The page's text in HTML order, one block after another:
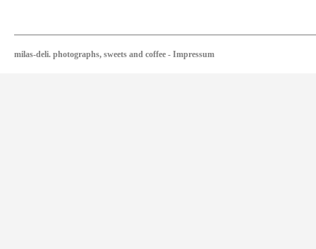
milas-deli. photographs, sweets and coffee - Impressum